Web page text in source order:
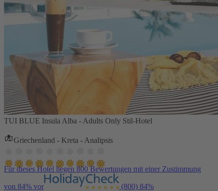
TUI BLUE Insula Alba - Adults Only Stil-Hotel
Griechenland - Kreta - Analipsis
Für dieses Hotel liegen 800 Bewertungen mit einer Zustimmung
von 84% vor (800) 84%